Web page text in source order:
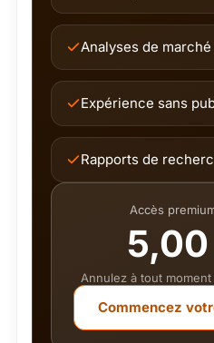
Analyses de
Expérience sans
Rapports de
Accès
Annulez à tout
Commencez